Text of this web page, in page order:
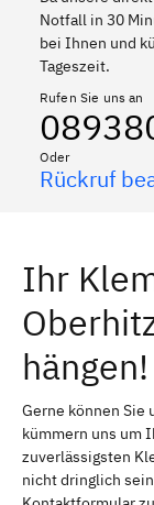
Notfall in 30
bei Ihnen und
Tageszeit.
Rufen Sie uns an
Oder
Rückruf
Ihr
hängen!
Gerne können Sie
kümmern uns um
zuverlässigsten
nicht dringlich